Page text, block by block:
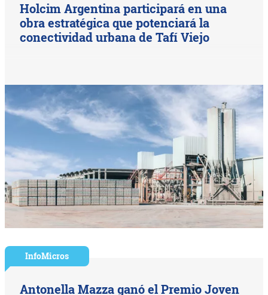
Holcim Argentina participará en una
obra estratégica que potenciará la
conectividad urbana de Tafí Viejo
InfoMicros
Antonella Mazza ganó el Premio Joven